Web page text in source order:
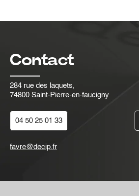
Contact
284 rue des laquets,
74800 Saint-Pierre-en-faucigny
04 50 25 01 33
favre@decip.fr